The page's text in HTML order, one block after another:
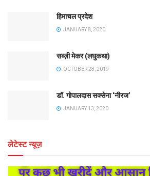
हिमाचल प्रदेश
JANUARY 8, 2020
सब्ज़ी मेकर (लघुकथा)
OCTOBER 28, 2019
डॉ. गोपालदास सक्सेना ‘नीरज’
JANUARY 13, 2020
लेटेस्ट न्यूज़